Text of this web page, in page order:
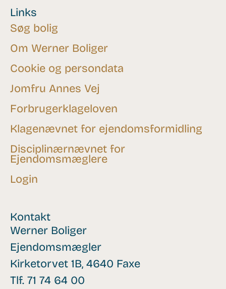
Kontakt
Werner Boliger
Ejendomsmægler
Kirketorvet 1B, 4640 Faxe
Tlf. 71 74 64 00
Links
Søg bolig
Om Werner Boliger
Cookie og persondata
Jomfru Annes Vej
Forbrugerklageloven
Klagenævnet for ejendomsformidling
Disciplinærnævnet for
Ejendomsmæglere
Login